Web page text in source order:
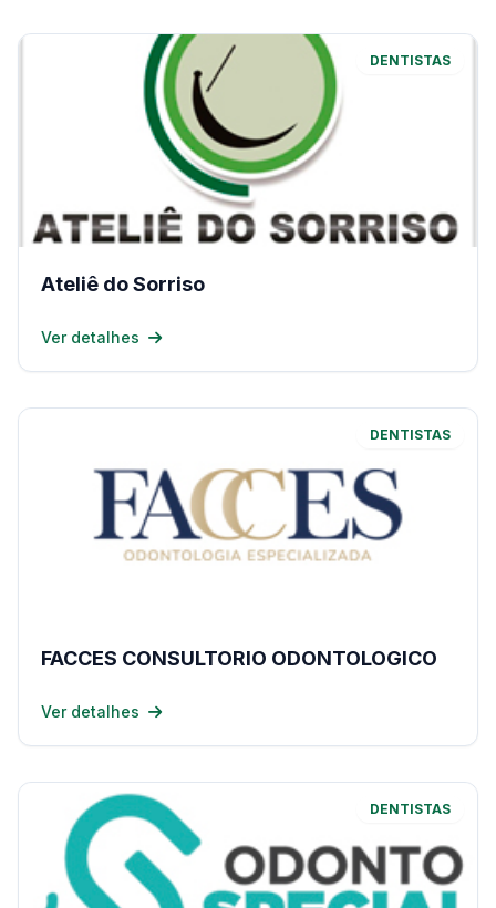
DENTISTAS
Ateliê do Sorriso
Ver detalhes
DENTISTAS
FACCES CONSULTORIO ODONTOLOGICO
Ver detalhes
DENTISTAS